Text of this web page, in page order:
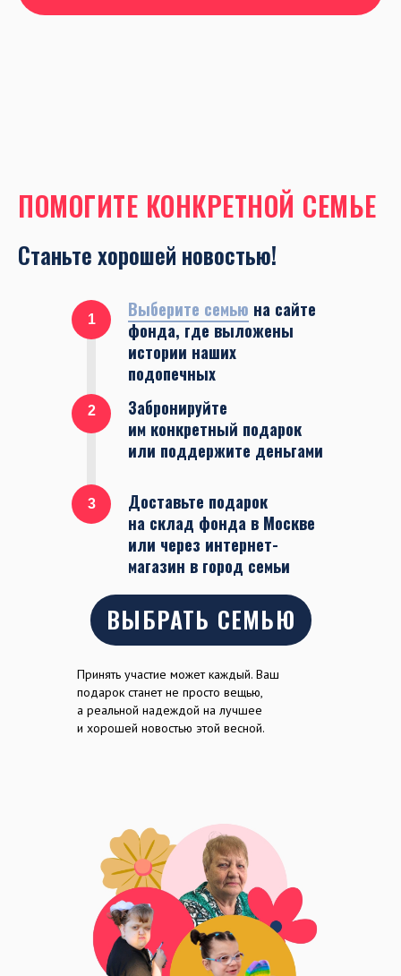
ПОМОГИТЕ КОНКРЕТНОЙ СЕМЬЕ
Станьте хорошей новостью!
1 Выберите семью на сайте
фонда, где выложены
истории наших
подопечных
2
Забронируйте
им конкретный подарок
или поддержите деньгами
3
Доставьте подарок
на склад фонда в Москве
или через интернет-
магазин в город семьи
Принять участие может каждый. Ваш
подарок станет не просто вещью,
а реальной надеждой на лучшее
и хорошей новостью этой весной.
ВЫБРАТЬ СЕМЬЮ